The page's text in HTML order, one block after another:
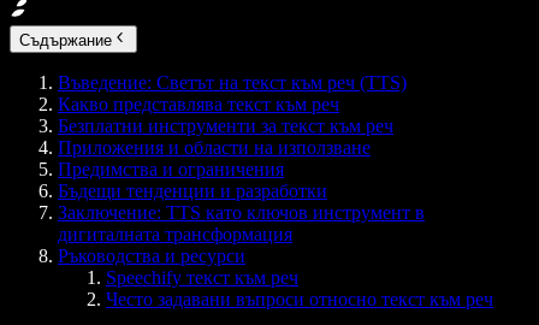
Съдържание
Въведение: Светът на текст към реч (TTS)
Какво представлява текст към реч
Безплатни инструменти за текст към реч
Приложения и области на използване
Предимства и ограничения
Бъдещи тенденции и разработки
Заключение: TTS като ключов инструмент в
дигиталната трансформация
Ръководства и ресурси
Speechify текст към реч
Често задавани въпроси относно текст към реч